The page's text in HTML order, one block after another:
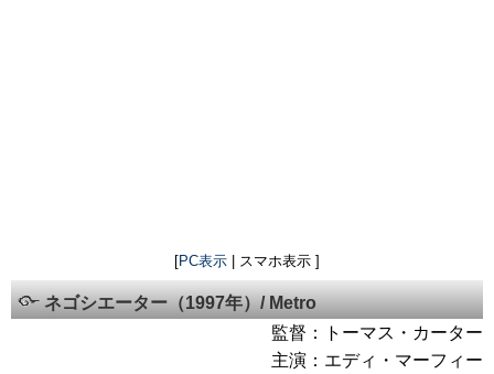
[PC表示 | スマホ表示 ]
ネゴシエーター（1997年）/ Metro
監督：トーマス・カーター
主演：エディ・マーフィー